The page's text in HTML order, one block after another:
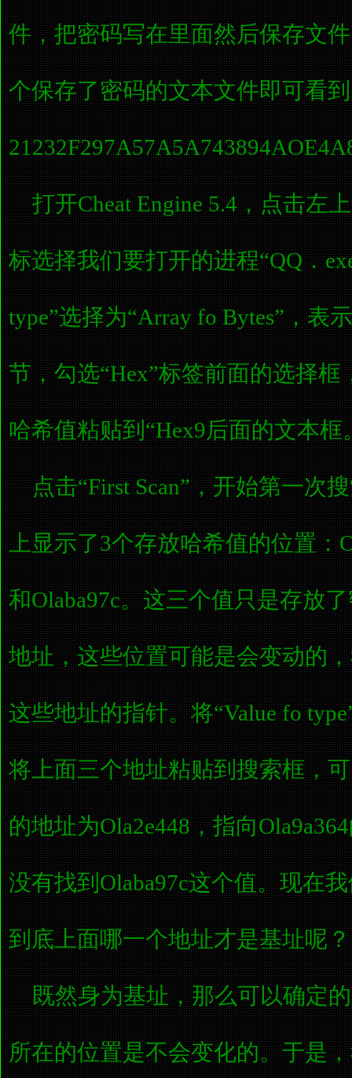
件，把密码写在里面然后保存文
个保存了密码的文本文件即可看
打开Cheat Engine 5.4，点击左
标选择我们要打开的进程“QQ．
type”选择为“Array fo Bytes”，表
节，勾选“Hex”标签前面的选择
哈希值粘贴到“Hex9后面的文本框
点击“First Scan”，开始第一次
上显示了3个存放哈希值的位置：
和Olaba97c。这三个值只是存放
地址，这些位置可能是会变动的
这些地址的指针。将“Value fo
将上面三个地址粘贴到搜索框，
的地址为Ola2e448，指向
没有找到Olaba97c这个值。现在
到底上面哪一个地址才是基址呢？
既然身为基址，那么可以确定
所在的位置是不会变化的。于是